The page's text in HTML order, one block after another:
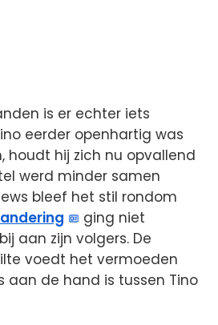
is er echter iets
eerder openhartig was
houdt hij zich nu opvallend
werd minder samen
bleef het stil rondom
ging niet
aan zijn volgers. De
voedt het vermoeden
aan de hand is tussen Tino